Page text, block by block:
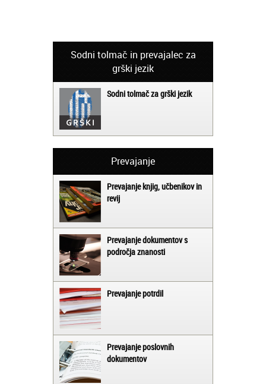
Sodni tolmač in prevajalec za
grški jezik
Sodni tolmač za grški jezik
Prevajanje
Prevajanje knjig, učbenikov in
revij
Prevajanje dokumentov s
področja znanosti
Prevajanje potrdil
Prevajanje poslovnih
dokumentov